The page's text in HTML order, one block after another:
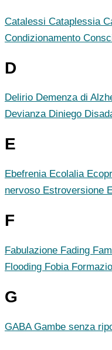
Catalessi Cataplessia
Condizionamento
D
Delirio Demenza di
Devianza Diniego
E
Ebefrenia Ecolalia
nervoso Estroversione
F
Fabulazione Fading
Flooding Fobia
G
GABAGambe senza